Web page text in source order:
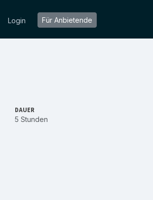
Login Für Anbietende
DAUER
5 Stunden